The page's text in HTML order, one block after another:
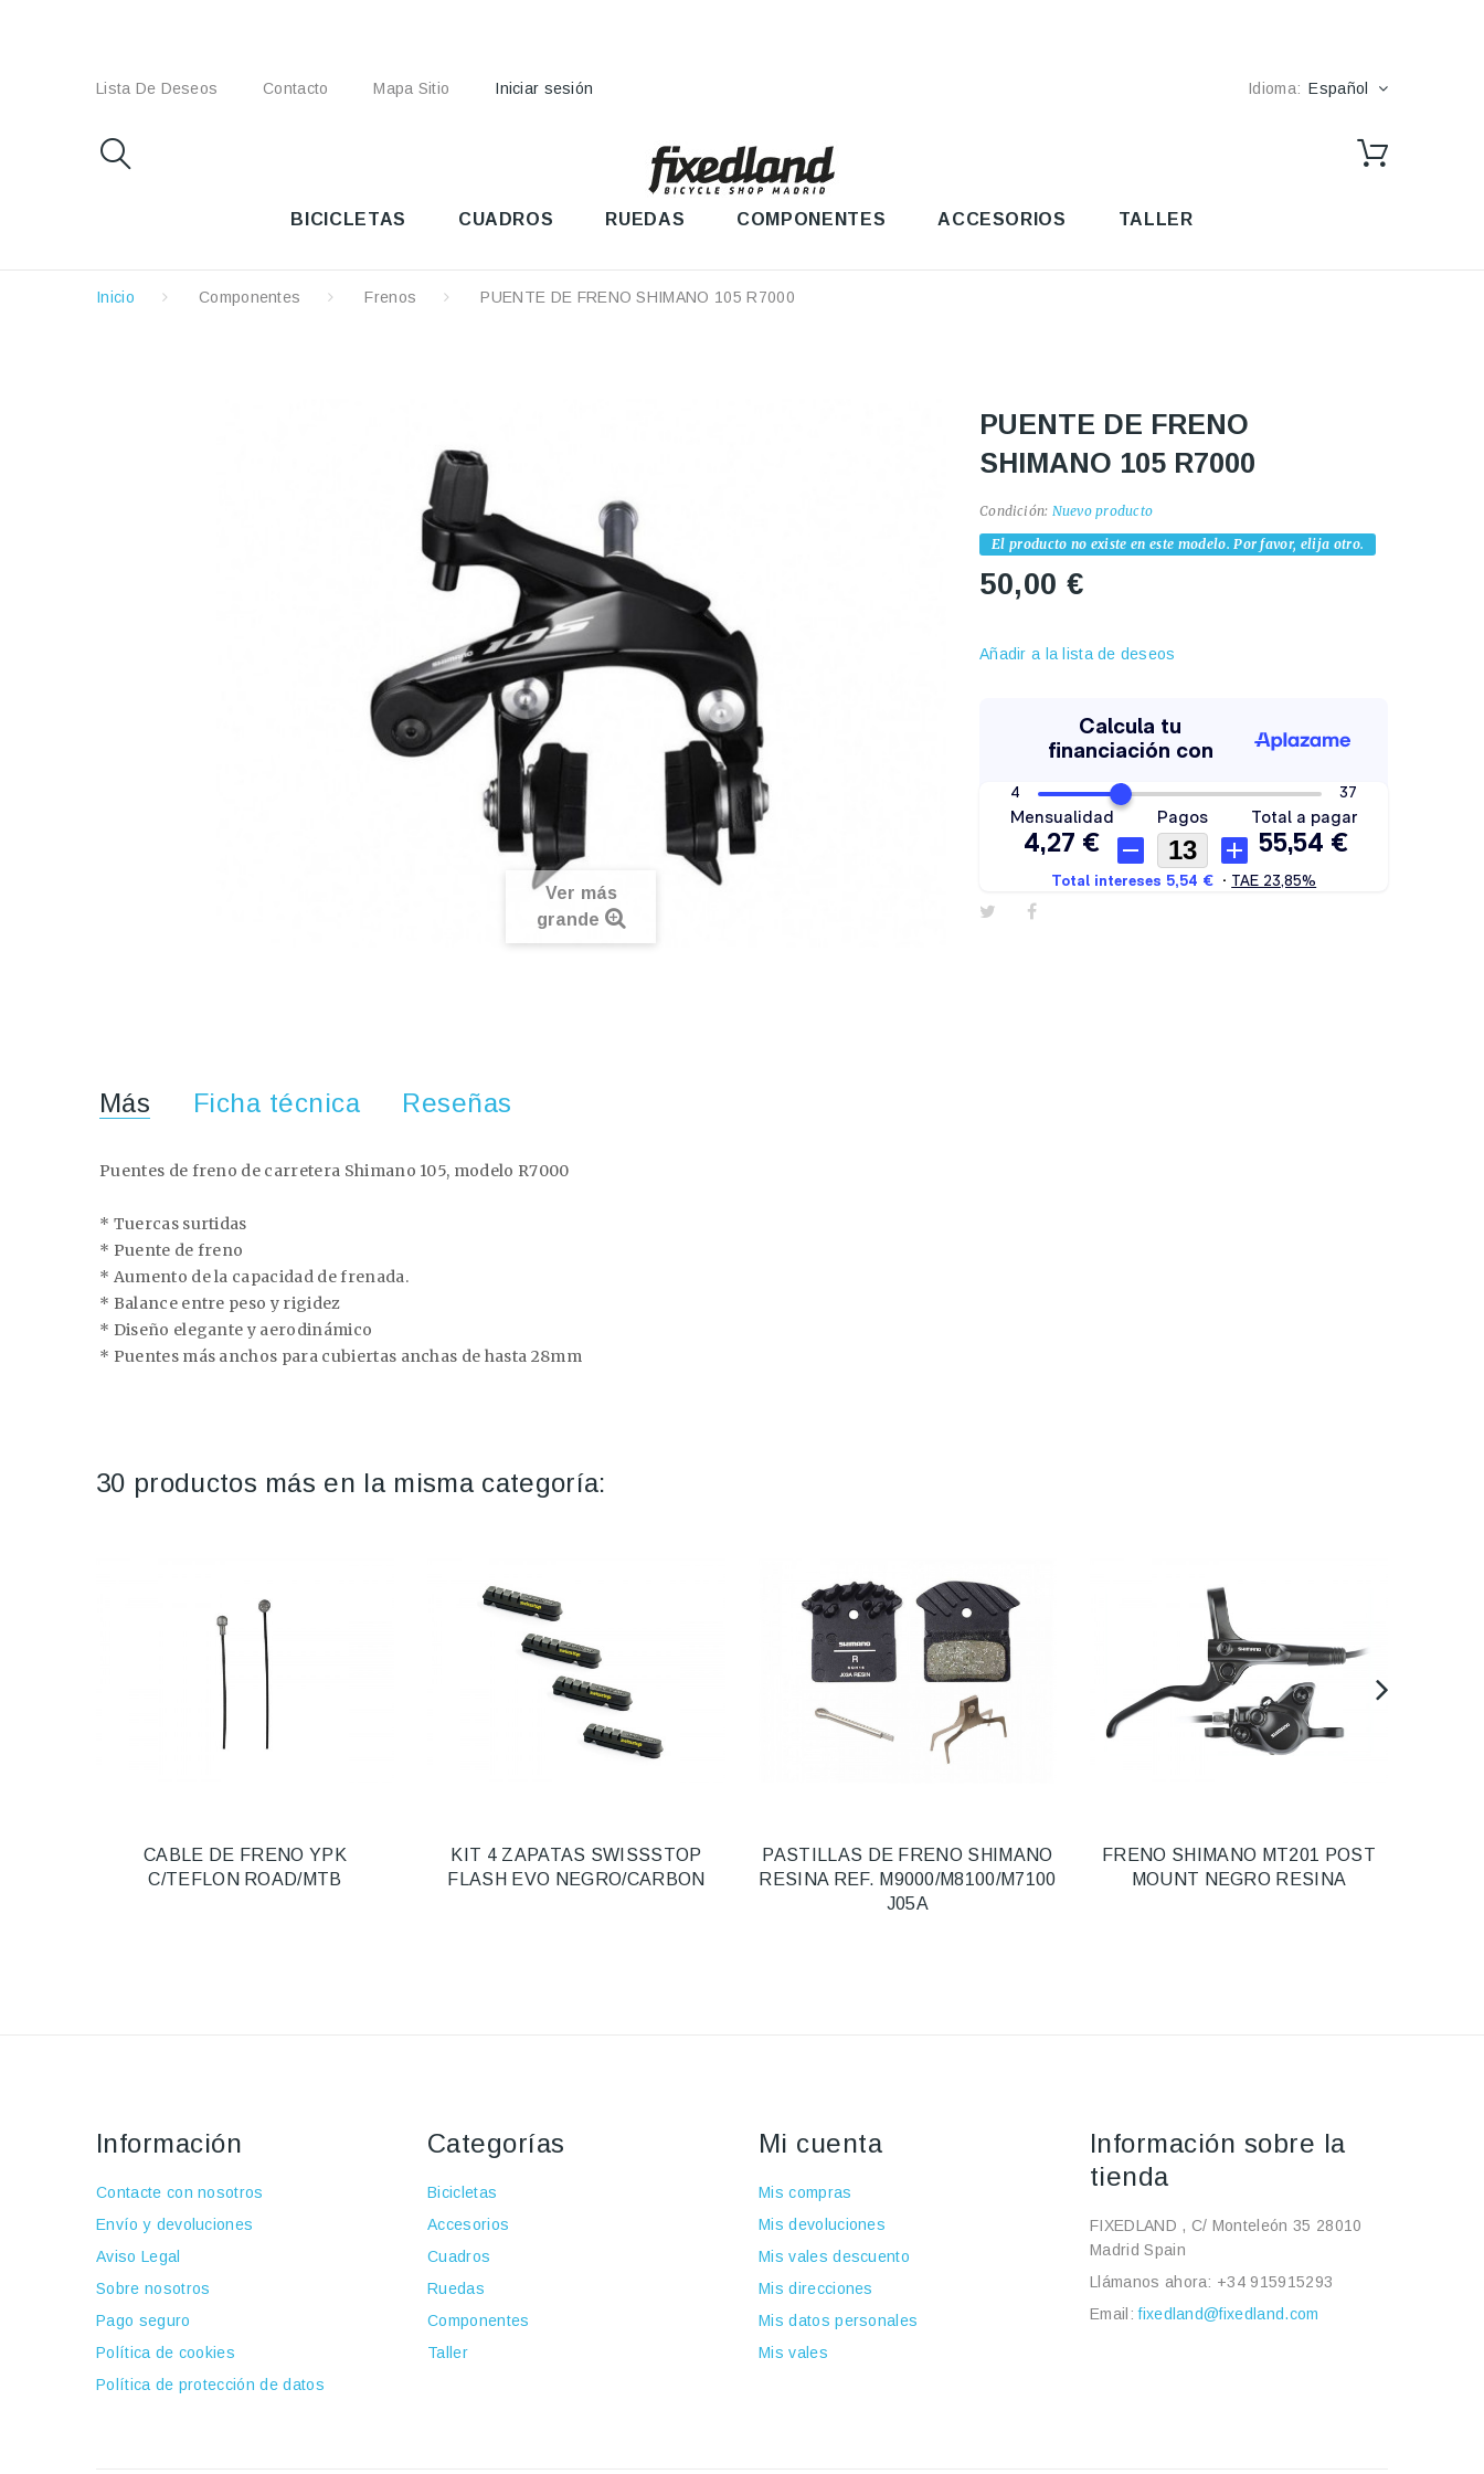
Lista De Deseos Contacto Mapa Sitio Iniciar sesión Idioma: Español
BICICLETAS CUADROS RUEDAS COMPONENTES ACCESORIOS TALLER
Inicio Componentes Frenos PUENTE DE FRENO SHIMANO 105 R7000
Ver más
grande
PUENTE DE FRENO
SHIMANO 105 R7000
Condición: Nuevo producto
El producto no existe en este modelo. Por favor, elija otro.
50,00 €
Añadir a la lista de deseos
Más Ficha técnica Reseñas
Puentes de freno de carretera Shimano 105, modelo R7000
* Tuercas surtidas
* Puente de freno
* Aumento de la capacidad de frenada.
* Balance entre peso y rigidez
* Diseño elegante y aerodinámico
* Puentes más anchos para cubiertas anchas de hasta 28mm
30 productos más en la misma categoría:
CABLE DE FRENO YPK
C/TEFLON ROAD/MTB
KIT 4 ZAPATAS SWISSSTOP
FLASH EVO NEGRO/CARBON
PASTILLAS DE FRENO SHIMANO
RESINA REF. M9000/M8100/M7100
J05A
FRENO SHIMANO MT201 POST
MOUNT NEGRO RESINA
Información
Contacte con nosotros
Envío y devoluciones
Aviso Legal
Sobre nosotros
Pago seguro
Política de cookies
Política de protección de datos
Categorías
Bicicletas
Accesorios
Cuadros
Ruedas
Componentes
Taller
Mi cuenta
Mis compras
Mis devoluciones
Mis vales descuento
Mis direcciones
Mis datos personales
Mis vales
Información sobre la
tienda
FIXEDLAND , C/ Monteleón 35 28010
Madrid Spain
Llámanos ahora: +34 915915293
Email:fixedland@fixedland.com